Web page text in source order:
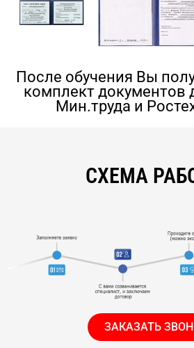
После обучения Вы
комплект документов
Мин.труда и
СХЕМА
ЗАКАЗАТЬ